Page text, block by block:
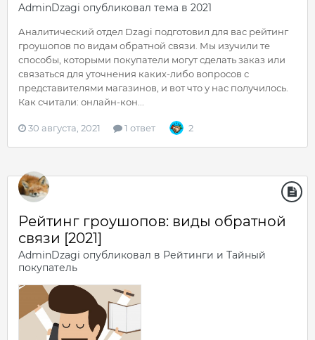
AdminDzagi опубликовал тема в 2021
Аналитический отдел Dzagi подготовил для вас рейтинг
гроушопов по видам обратной связи. Мы изучили те
способы, которыми покупатели могут сделать заказ или
связаться для уточнения каких-либо вопросов с
представителями магазинов, и вот что у нас получилось.
Как считали: онлайн-кон...
30 августа, 2021 1 ответ 2
Рейтинг гроушопов: виды обратной
связи [2021]
AdminDzagi опубликовал в Рейтинги и Тайный
покупатель